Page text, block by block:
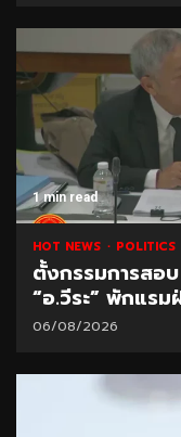
1 min read
HOT NEWS POLITICS
ตั้งกรรมการสอ
“อ.วีระ” พักแรม
06/08/2026